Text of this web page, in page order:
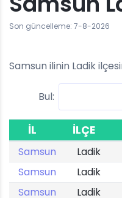
Son güncelleme: 7-8-2026
Samsun ilinin Ladik
Bul:
İL İLÇE
Samsun Ladik
Samsun
Ladik
Samsun
Ladik